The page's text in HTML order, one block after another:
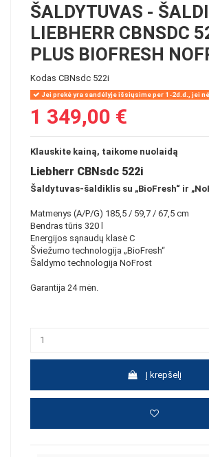
ŠALDYTUVAS -
LIEBHERR CBNSDC
PLUS BIOFRESH
Kodas CBNsdc 522i
Jei prekė yra sandėlyje išsiųsime per 1-2d.d., jei
1 349,00 €
Klauskite kainą, taikome nuolaidą
Liebherr CBNsdc 522i
Šaldytuvas-šaldiklis su „BioFresh“ ir
Matmenys (A/P/G) 185,5 / 59,7 / 67,5 cm
Bendras tūris 320 l
Energijos sąnaudų klasė C
Šviežumo technologija „BioFresh“
Šaldymo technologija NoFrost
Garantija 24 mėn.
Į krepšelį